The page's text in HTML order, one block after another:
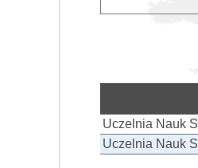
Uczelnia Nauk
Uczelnia Nauk